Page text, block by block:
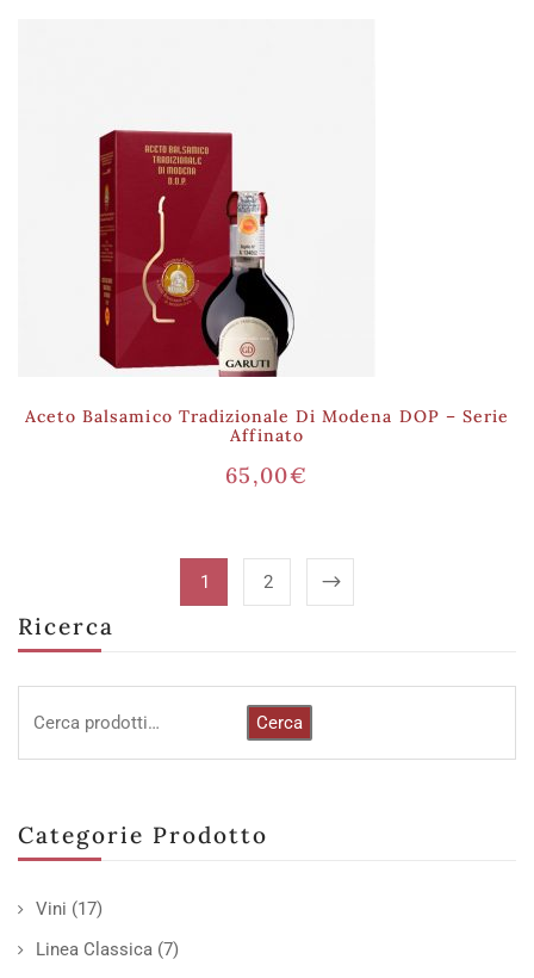
Ricerca
Cerca
Categorie Prodotto
Vini (17)
Linea Classica (7)
Aceto Balsamico Tradizionale Di Modena DOP – Serie
Affinato
65,00€
1 2